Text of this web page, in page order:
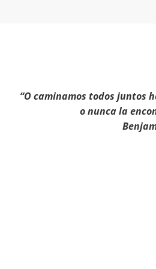
“O caminamos todos juntos
o nunca la